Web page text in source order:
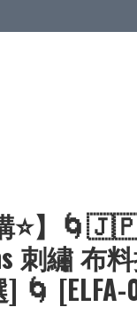
⭐】
刺繡 布
🌀 [ELFA-